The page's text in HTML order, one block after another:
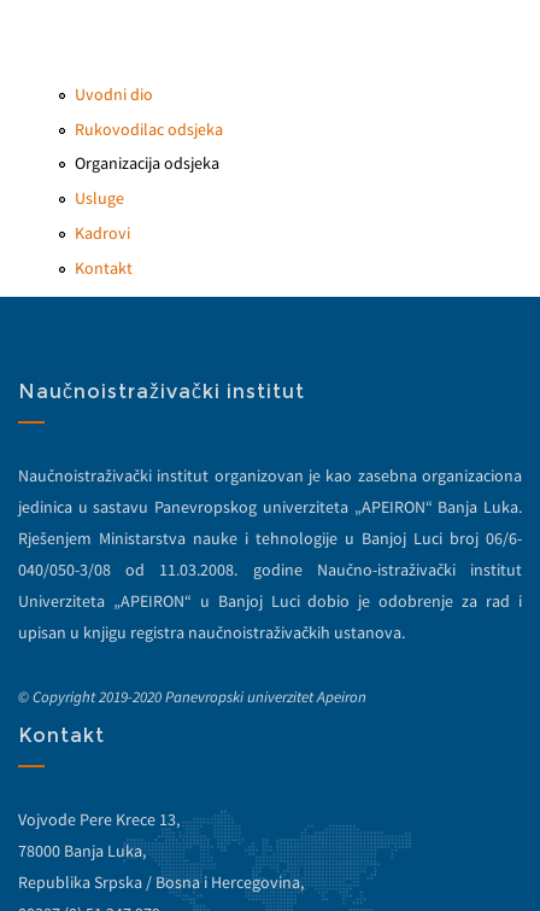
Uvodni dio
Rukovodilac odsjeka
Organizacija odsjeka
Usluge
Kadrovi
Kontakt
Naučnoistraživački institut
Naučnoistraživački institut organizovan je kao zasebna organizaciona
jedinica u sastavu Panevropskog univerziteta „APEIRON“ Banja Luka.
Rješenjem Ministarstva nauke i tehnologije u Banjoj Luci broj 06/6-
040/050-3/08 od 11.03.2008. godine Naučno-istraživački institut
Univerziteta „APEIRON“ u Banjoj Luci dobio je odobrenje za rad i
upisan u knjigu registra naučnoistraživačkih ustanova.
© Copyright 2019-2020 Panevropski univerzitet Apeiron
Kontakt
Vojvode Pere Krece 13,
78000 Banja Luka,
Republika Srpska / Bosna i Hercegovina,